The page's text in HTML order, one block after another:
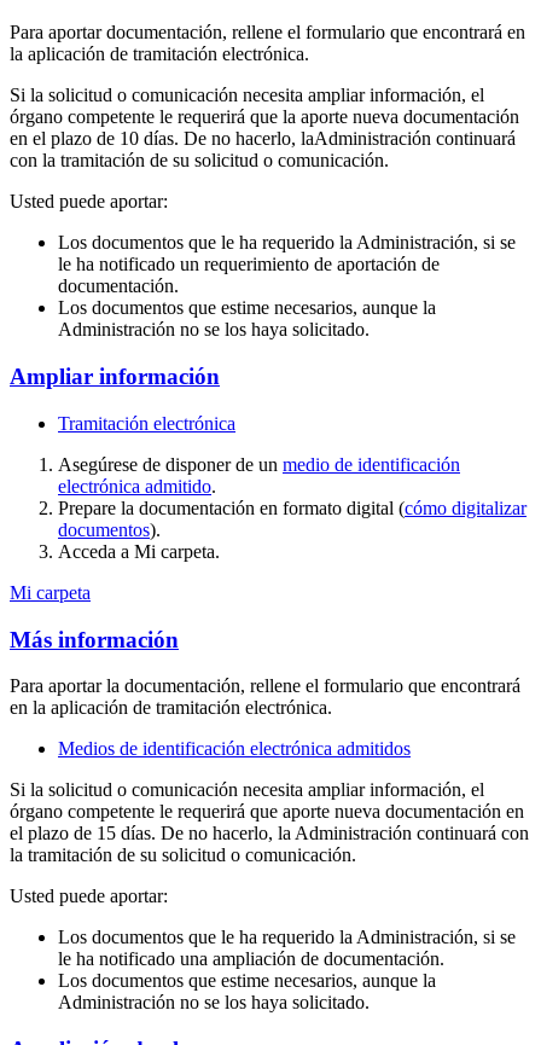
Para aportar documentación, rellene el formulario que encontrará en
la aplicación de tramitación electrónica.
Si la solicitud o comunicación necesita ampliar información, el
órgano competente le requerirá que la aporte nueva documentación
en el plazo de 10 días. De no hacerlo, laAdministración continuará
con la tramitación de su solicitud o comunicación.
Usted puede aportar:
Los documentos que le ha requerido la Administración, si se
le ha notificado un requerimiento de aportación de
documentación.
Los documentos que estime necesarios, aunque la
Administración no se los haya solicitado.
Ampliar información
Tramitación electrónica
Asegúrese de disponer de un medio de identificación
electrónica admitido.
Prepare la documentación en formato digital (cómo digitalizar
documentos).
Acceda a Mi carpeta.
Mi carpeta
Más información
Para aportar la documentación, rellene el formulario que encontrará
en la aplicación de tramitación electrónica.
Medios de identificación electrónica admitidos
Si la solicitud o comunicación necesita ampliar información, el
órgano competente le requerirá que aporte nueva documentación en
el plazo de 15 días. De no hacerlo, la Administración continuará con
la tramitación de su solicitud o comunicación.
Usted puede aportar:
Los documentos que le ha requerido la Administración, si se
le ha notificado una ampliación de documentación.
Los documentos que estime necesarios, aunque la
Administración no se los haya solicitado.